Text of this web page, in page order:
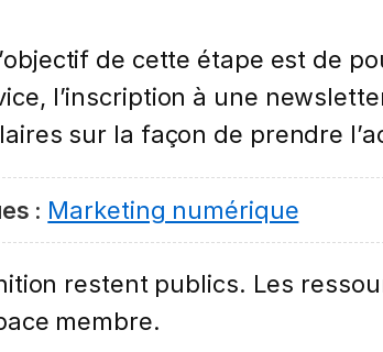
de cette étape est de
l’inscription à une
sur la façon de prendre
: Marketing numérique
restent publics. Les
membre.